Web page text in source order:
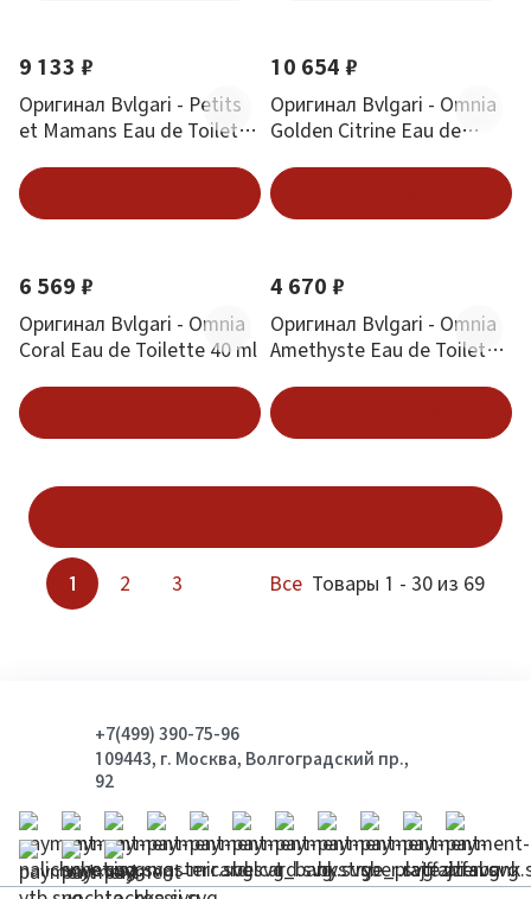
9 133 ₽
Оригинал Bvlgari - Petits
et Mamans Eau de Toilette
10 654 ₽
Оригинал Bvlgari - Omnia
Golden Citrine Eau de
6 569 ₽
Оригинал Bvlgari - Omnia
Coral Eau de Toilette 40 ml
4 670 ₽
Оригинал Bvlgari - Omnia
Amethyste Eau de Toilette
1 2 3 Все Товары 1 - 30 из 69
+7(499) 390-75-96
109443, г. Москва, Волгоградский пр.,
92